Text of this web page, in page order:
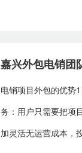
嘉兴外包电销团
电销项目外包的优势
务：用户只需要把项
加灵活无运营成本，